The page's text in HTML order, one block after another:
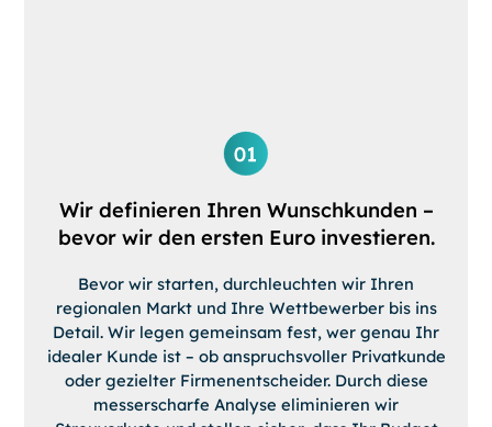
Wir definieren Ihren Wunschkunden –
bevor wir den ersten Euro investieren.
Bevor wir starten, durchleuchten wir Ihren
regionalen Markt und Ihre Wettbewerber bis ins
Detail. Wir legen gemeinsam fest, wer genau Ihr
idealer Kunde ist – ob anspruchsvoller Privatkunde
oder gezielter Firmenentscheider. Durch diese
messerscharfe Analyse eliminieren wir